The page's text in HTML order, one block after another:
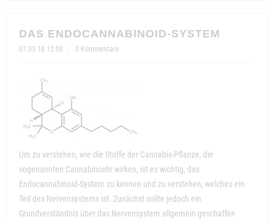
DAS ENDOCANNABINOID-SYSTEM
07.03.18 12:00 0 Kommentare
Um zu verstehen, wie die Stoffe der Cannabis-Pflanze, die
sogenannten Cannabinoide wirken, ist es wichtig, das
Endocannabinoid-System zu kennen und zu verstehen, welches ein
Teil des Nervensystems ist. Zunächst sollte jedoch ein
Grundverständnis über das Nervensystem allgemein geschaffen